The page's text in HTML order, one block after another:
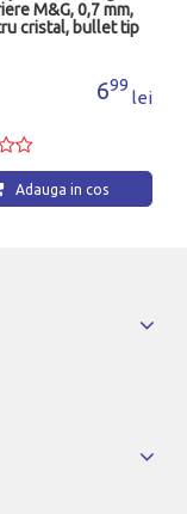
M&G, 0,7 mm,
cristal, bullet tip
699
lei
Adauga in cos